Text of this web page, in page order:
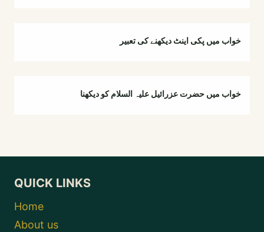
خواب میں پکی اینٹ دیکھنے کی تعبیر
خواب میں حضرت عزرائیل علیہ السلام کو دیکھنا
QUICK LINKS
Home
About us